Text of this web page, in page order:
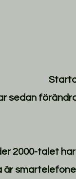
sedan
2000-talet
är